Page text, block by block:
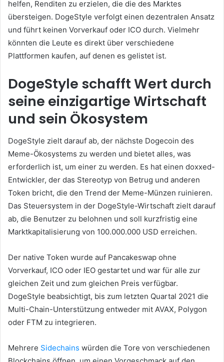
helfen, Renditen zu erzielen, die die des Marktes
übersteigen. DogeStyle verfolgt einen dezentralen Ansatz
und führt keinen Vorverkauf oder ICO durch. Vielmehr
könnten die Leute es direkt über verschiedene
Plattformen kaufen, auf denen es gelistet ist.
DogeStyle schafft Wert durch
seine einzigartige Wirtschaft
und sein Ökosystem
DogeStyle zielt darauf ab, der nächste Dogecoin des
Meme-Ökosystems zu werden und bietet alles, was
erforderlich ist, um einer zu werden. Es hat einen doxxed-
Entwickler, der das Stereotyp von Betrug und anderen
Token bricht, die den Trend der Meme-Münzen ruinieren.
Das Steuersystem in der DogeStyle-Wirtschaft zielt darauf
ab, die Benutzer zu belohnen und soll kurzfristig eine
Marktkapitalisierung von 100.000.000 USD erreichen.
Der native Token wurde auf Pancakeswap ohne
Vorverkauf, ICO oder IEO gestartet und war für alle zur
gleichen Zeit und zum gleichen Preis verfügbar.
DogeStyle beabsichtigt, bis zum letzten Quartal 2021 die
Multi-Chain-Unterstützung entweder mit AVAX, Polygon
oder FTM zu integrieren.
Mehrere Sidechains würden die Tore von verschiedenen